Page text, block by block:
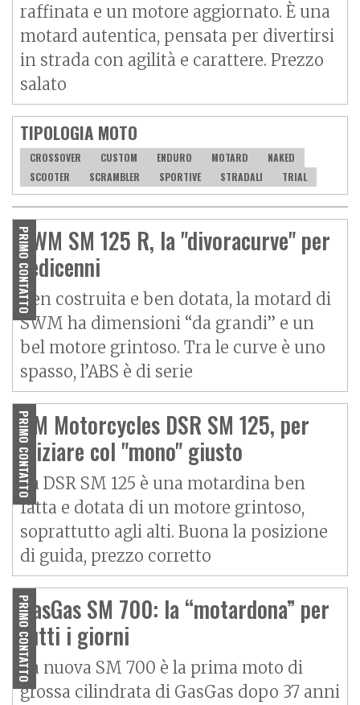
raffinata e un motore aggiornato. È una
motard autentica, pensata per divertirsi
in strada con agilità e carattere. Prezzo
salato
TIPOLOGIA MOTO
CROSSOVER CUSTOM ENDURO MOTARD
NAKED
SCOOTER
SCRAMBLER SPORTIVE STRADALI TRIAL
PRIMO CONTATTO
SWM SM 125 R, la "divoracurve" per
sedicenni
Ben costruita e ben dotata, la motard di
SWM ha dimensioni “da grandi” e un
bel motore grintoso. Tra le curve è uno
spasso, l’ABS è di serie
PRIMO CONTATTO
UM Motorcycles DSR SM 125, per
iniziare col "mono" giusto
La DSR SM 125 è una motardina ben
fatta e dotata di un motore grintoso,
soprattutto agli alti. Buona la posizione
di guida, prezzo corretto
PRIMO CONTATTO
GasGas SM 700: la “motardona” per
tutti i giorni
La nuova SM 700 è la prima moto di
grossa cilindrata di GasGas dopo 37 anni